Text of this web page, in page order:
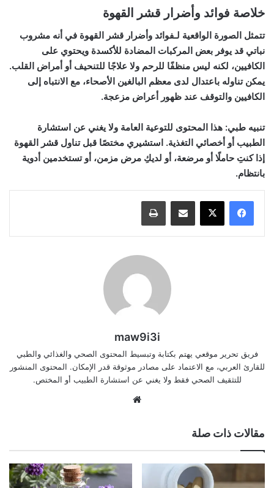
خلاصة فوائد وأضرار قشر القهوة
تتمثل الصورة الواقعية لـفوائد وأضرار قشر القهوة في أنه مشروب
نباتي قد يوفر بعض المركبات المضادة للأكسدة ويحتوي على
الكافيين، لكنه ليس منظفًا للرحم ولا علاجًا للتنحيف أو أمراض القلب.
يمكن تناوله باعتدال لدى معظم البالغين الأصحاء، مع الانتباه إلى
الكافيين والتوقف عند ظهور أعراض مزعجة.
تنبيه طبي: هذا المحتوى للتوعية العامة ولا يغني عن استشارة
الطبيب أو أخصائي التغذية. استشيري مختصًا قبل تناول قشر القهوة
إذا كنتِ حاملًا أو مرضعة، أو لديكِ مرض مزمن، أو تستخدمين أدوية
بانتظام.
مشاركة عبر البريد طباعة
maw9i3i
فريق تحرير موقعي يهتم بكتابة وتبسيط المحتوى الصحي والغذائي والطبي
للقارئ العربي، مع الاعتماد على مصادر موثوقة قدر الإمكان. المحتوى المنشور
للتثقيف الصحي فقط ولا يغني عن استشارة الطبيب أو المختص.
مقالات ذات صلة